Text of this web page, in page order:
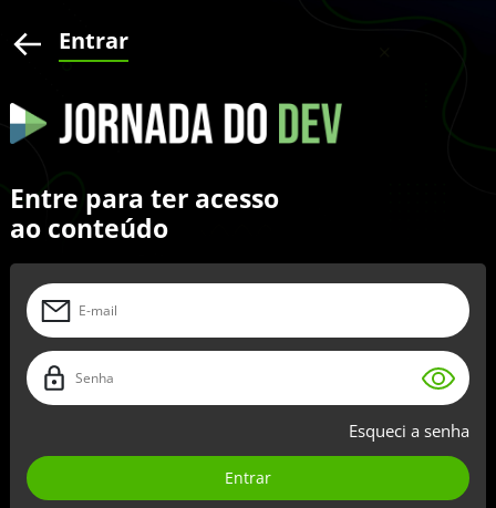
Entrar
Entre para ter acesso
ao conteúdo
Esqueci a senha
Entrar